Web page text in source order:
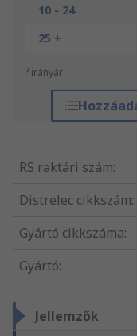
10 - 24
25 +
*irányár
RS raktári szám:
Distrelec cikkszám:
Gyártó cikkszáma:
Gyártó:
Jellemzők